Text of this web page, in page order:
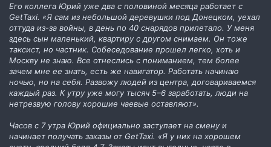
Его коллега Юрий уже два с половиной месяца работает с
GetTaxi. «Я сам из небольшой деревушки под Донецком, уехал
оттуда из-за войны, в день по 40 снарядов прилетало. У меня
здесь сын маленький, квартиру с другом снимаем. Он тоже
таксист, но частник. Собеседование прошел легко, хоть и
Москву не знаю. Все отнеслись с пониманием, тем более
зачем мне ее знать, есть же навигатор. Работать начинаю
ночью, но на себя. Развожу людей из центра, договариваемся
каждый раз. К утру уже могу тысяч 5–6 заработать, люди на
нетрезвую голову хорошие чаевые оставляют».
Часов с 7 утра Юрий официально заступает на смену и
начинает получать заказы от GetTaxi. «Я у них на хорошем